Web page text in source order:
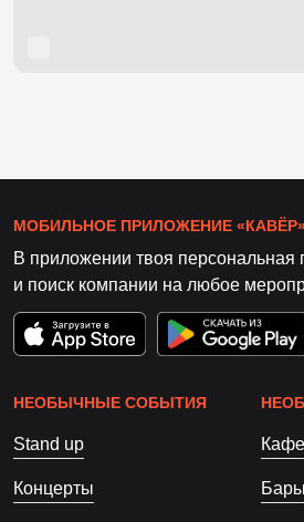
МОБИЛЬНОЕ ПРИЛОЖЕНИЕ
В приложении твоя персональная
и поиск компании на любое
НЕОБЫЧНЫЕ СОБЫТИЯ
Stand up
Концерты
Кафе
Бары